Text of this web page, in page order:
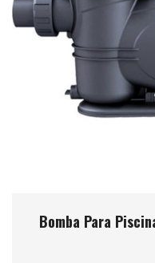
Bomba Para